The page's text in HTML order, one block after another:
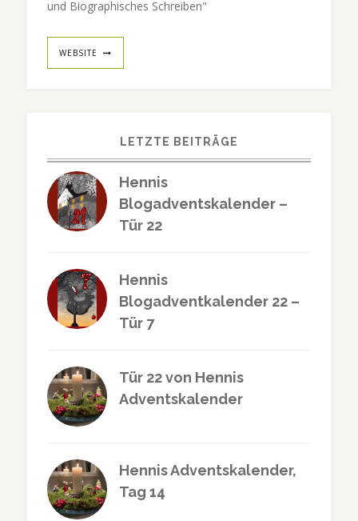
und Biographisches Schreiben"
WEBSITE
LETZTE BEITRÄGE
Hennis
Blogadventskalender –
Tür 22
Hennis
Blogadventkalender 22 –
Tür 7
Tür 22 von Hennis
Adventskalender
Hennis Adventskalender,
Tag 14